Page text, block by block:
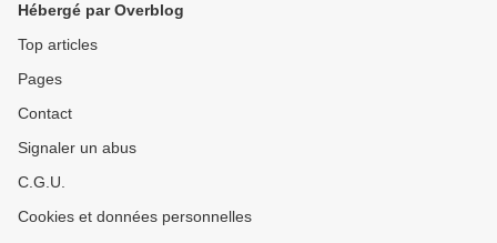
Hébergé par Overblog
Top articles
Pages
Contact
Signaler un abus
C.G.U.
Cookies et données personnelles